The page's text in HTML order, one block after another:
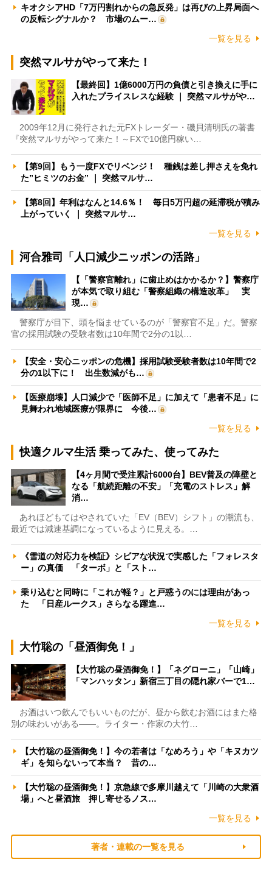
キオクシアHD「7万円割れからの急反発」は再びの上昇局面へ
の反転シグナルか？ 市場のムー…
一覧を見る
突然マルサがやって来た！
【最終回】1億6000万円の負債と引き換えに手に
入れたプライスレスな経験 ｜ 突然マルサがや…
2009年12月に発行された元FXトレーダー・磯貝清明氏の著書
『突然マルサがやって来た！～FXで10億円稼い…
【第9回】もう一度FXでリベンジ！ 種銭は差し押さえを免れ
た”ヒミツのお金” ｜ 突然マルサ…
【第8回】年利はなんと14.6％！ 毎日5万円超の延滞税が積み
上がっていく ｜ 突然マルサ…
一覧を見る
河合雅司「人口減少ニッポンの活路」
【「警察官離れ」に歯止めはかかるか？】警察庁
が本気で取り組む「警察組織の構造改革」 実
現…
警察庁が目下、頭を悩ませているのが「警察官不足」だ。警察
官の採用試験の受験者数は10年間で2分の1以…
【安全・安心ニッポンの危機】採用試験受験者数は10年間で2
分の1以下に！ 出生数減がも…
【医療崩壊】人口減少で「医師不足」に加えて「患者不足」に
見舞われ地域医療が限界に 今後…
一覧を見る
快適クルマ生活 乗ってみた、使ってみた
【4ヶ月間で受注累計6000台】BEV普及の障壁と
なる「航続距離の不安」「充電のストレス」解
消…
あれほどもてはやされていた「EV（BEV）シフト」の潮流も、
最近では減速基調になっているように見える。…
《雪道の対応力を検証》シビアな状況で実感した「フォレスタ
ー」の真価 「ターボ」と「スト…
乗り込むと同時に「これが軽？」と戸惑うのには理由があっ
た 「日産ルークス」さらなる躍進…
一覧を見る
大竹聡の「昼酒御免！」
【大竹聡の昼酒御免！】「ネグローニ」「山崎」
「マンハッタン」新宿三丁目の隠れ家バーで1…
お酒はいつ飲んでもいいものだが、昼から飲むお酒にはまた格
別の味わいがある――。ライター・作家の大竹…
【大竹聡の昼酒御免！】今の若者は「なめろう」や「キヌカツ
ギ」を知らないって本当？ 昔の…
【大竹聡の昼酒御免！】京急線で多摩川越えて「川崎の大衆酒
場」へと昼酒旅 押し寄せるノス…
一覧を見る
著者・連載の一覧を見る